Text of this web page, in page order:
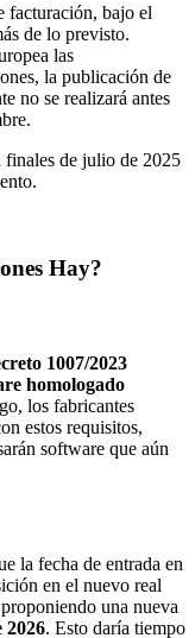
facturación, bajo el
de lo previsto.
las
la publicación de
no se realizará antes
finales de julio de 2025
Hay?
1007/2023
homologado
los fabricantes
estos requisitos,
software que aún
la fecha de entrada en
en el nuevo real
una nueva
2026. Esto daría tiempo